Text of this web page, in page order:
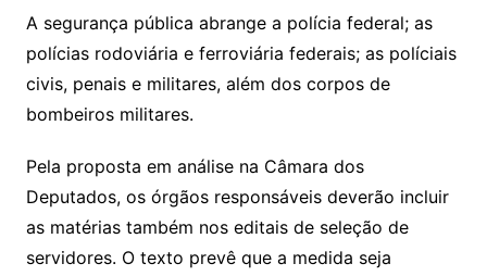
A segurança pública abrange a polícia federal; as
polícias rodoviária e ferroviária federais; as políciais
civis, penais e militares, além dos corpos de
bombeiros militares.
Pela proposta em análise na Câmara dos
Deputados, os órgãos responsáveis deverão incluir
as matérias também nos editais de seleção de
servidores. O texto prevê que a medida seja